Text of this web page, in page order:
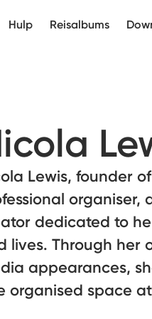
Hulp Reisalbums
Lewis, founder
dedicated to
lives. Through her
appearances,
organised space